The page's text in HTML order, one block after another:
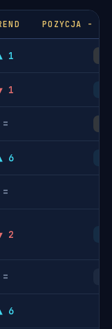
POZYCJA -
1
1
=
6
=
2
=
6